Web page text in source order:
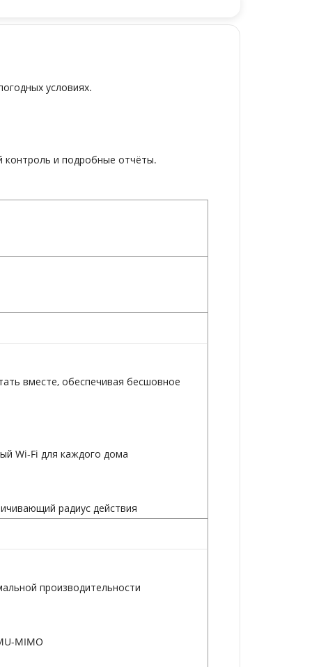
условиях.
контроль и подробные отчёты.
вместе, обеспечивая бесшовное
Wi‑Fi для каждого дома
радиус действия
производительности
MIMO